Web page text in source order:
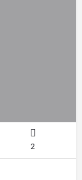
2